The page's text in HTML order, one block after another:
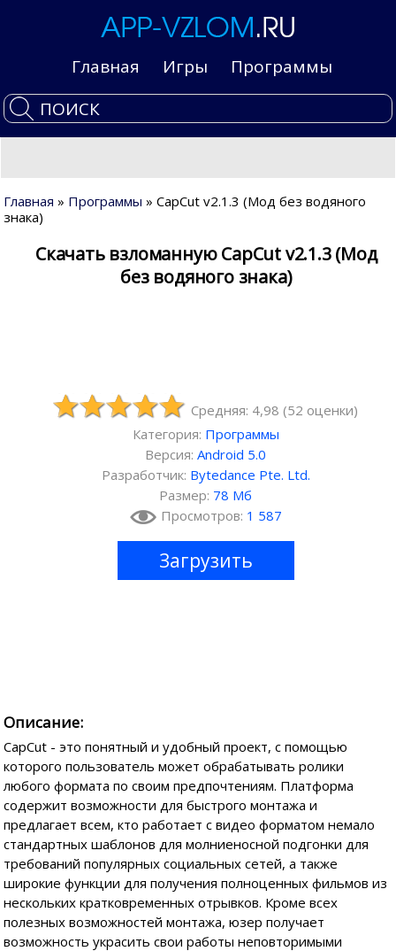
Главная Игры Программы
Главная » Программы » CapCut v2.1.3 (Мод без водяного
знака)
Скачать взломанную CapCut v2.1.3 (Мод
без водяного знака)
Средняя: 4,98 (52 оценки)
Категория: Программы
Версия:Android 5.0
Разработчик: Bytedance Pte. Ltd.
Размер: 78 Мб
Просмотров: 1 587
Загрузить
Описание:
CapCut - это понятный и удобный проект, с помощью
которого пользователь может обрабатывать ролики
любого формата по своим предпочтениям. Платформа
содержит возможности для быстрого монтажа и
предлагает всем, кто работает с видео форматом немало
стандартных шаблонов для молниеносной подгонки для
требований популярных социальных сетей, а также
широкие функции для получения полноценных фильмов из
нескольких кратковременных отрывков. Кроме всех
полезных возможностей монтажа, юзер получает
возможность украсить свои работы неповторимыми